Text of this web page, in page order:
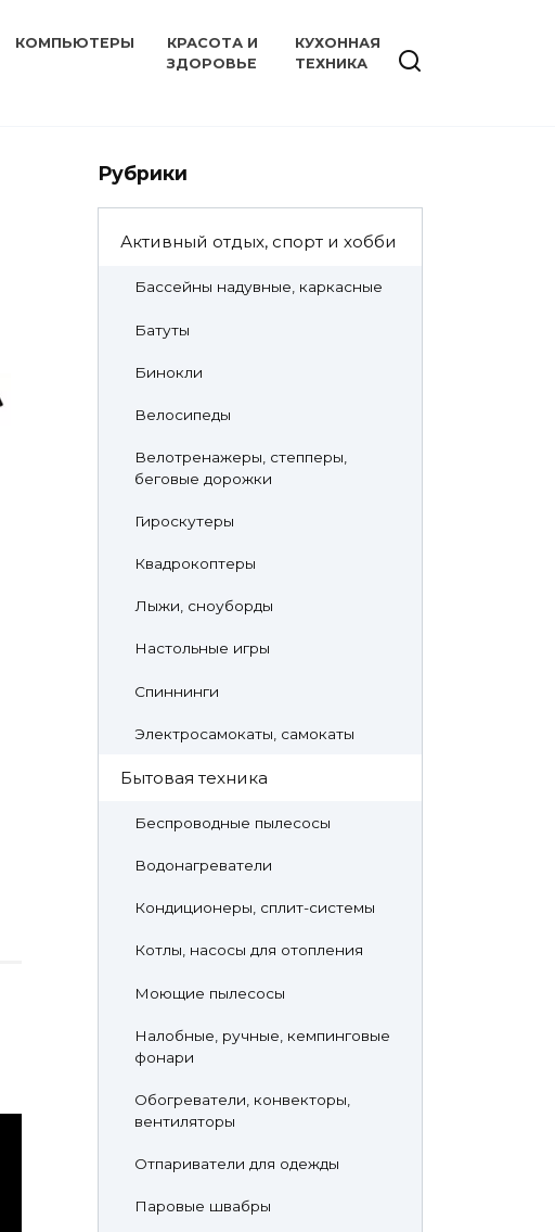
КОМПЬЮТЕРЫ
КРАСОТА И
ЗДОРОВЬЕ
КУХОННАЯ
ТЕХНИКА
Рубрики
Активный отдых, спорт и хобби
Бассейны надувные, каркасные
Батуты
Бинокли
Велосипеды
Велотренажеры, степперы,
беговые дорожки
Гироскутеры
Квадрокоптеры
Лыжи, сноуборды
Настольные игры
Спиннинги
Электросамокаты, самокаты
Бытовая техника
Беспроводные пылесосы
Водонагреватели
Кондиционеры, сплит-системы
Котлы, насосы для отопления
Моющие пылесосы
Налобные, ручные, кемпинговые
фонари
Обогреватели, конвекторы,
вентиляторы
Отпариватели для одежды
Паровые швабры